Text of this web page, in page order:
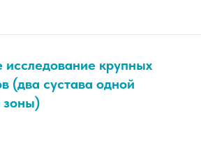
исследование крупных
(два сустава одной
зоны)